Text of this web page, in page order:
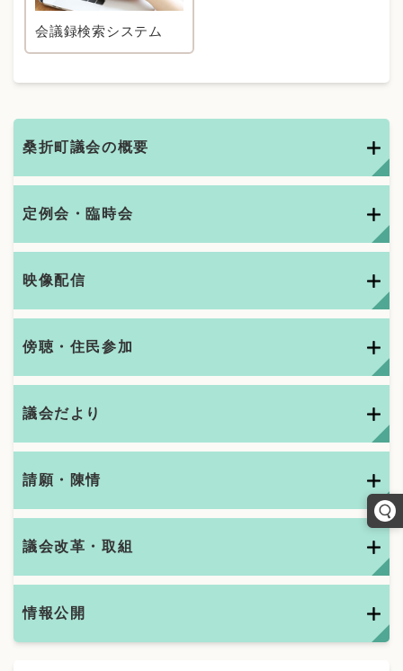
会議録検索システム
桑折町議会の概要
定例会・臨時会
映像配信
傍聴・住民参加
議会だより
請願・陳情
議会改革・取組
情報公開